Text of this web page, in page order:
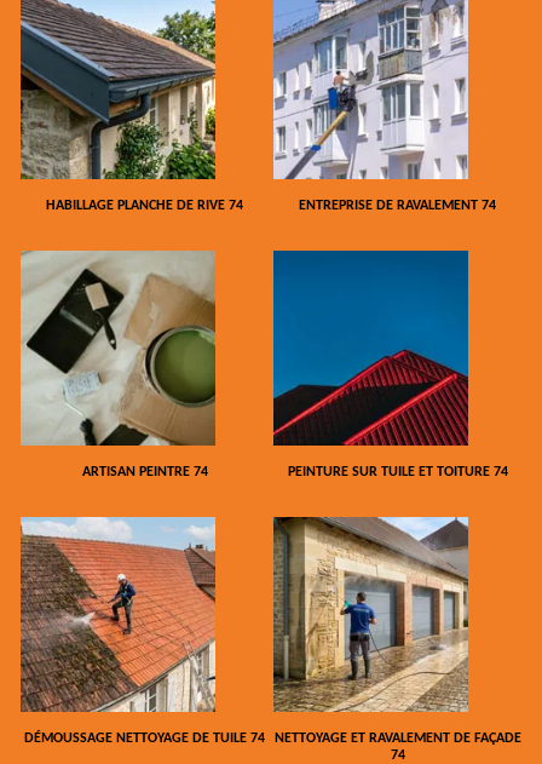
HABILLAGE PLANCHE DE RIVE 74 ENTREPRISE DE RAVALEMENT 74
ARTISAN PEINTRE 74 PEINTURE SUR TUILE ET TOITURE 74
DÉMOUSSAGE NETTOYAGE DE TUILE 74
NETTOYAGE ET RAVALEMENT DE FAÇADE
74